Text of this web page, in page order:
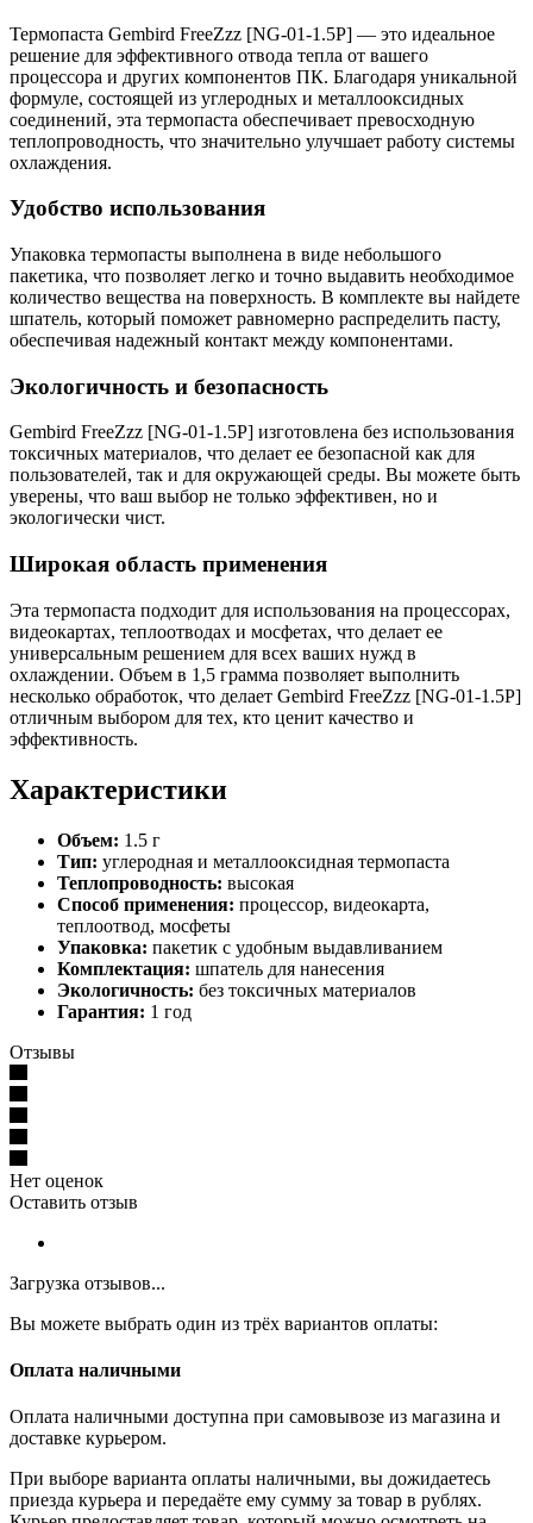
Термопаста Gembird FreeZzz [NG-01-1.5P] — это идеальное
решение для эффективного отвода тепла от вашего
процессора и других компонентов ПК. Благодаря уникальной
формуле, состоящей из углеродных и металлооксидных
соединений, эта термопаста обеспечивает превосходную
теплопроводность, что значительно улучшает работу системы
охлаждения.
Удобство использования
Упаковка термопасты выполнена в виде небольшого
пакетика, что позволяет легко и точно выдавить необходимое
количество вещества на поверхность. В комплекте вы найдете
шпатель, который поможет равномерно распределить пасту,
обеспечивая надежный контакт между компонентами.
Экологичность и безопасность
Gembird FreeZzz [NG-01-1.5P] изготовлена без использования
токсичных материалов, что делает ее безопасной как для
пользователей, так и для окружающей среды. Вы можете быть
уверены, что ваш выбор не только эффективен, но и
экологически чист.
Широкая область применения
Эта термопаста подходит для использования на процессорах,
видеокартах, теплоотводах и мосфетах, что делает ее
универсальным решением для всех ваших нужд в
охлаждении. Объем в 1,5 грамма позволяет выполнить
несколько обработок, что делает Gembird FreeZzz [NG-01-1.5P]
отличным выбором для тех, кто ценит качество и
эффективность.
Характеристики
Объем: 1.5 г
Тип: углеродная и металлооксидная термопаста
Теплопроводность: высокая
Способ применения: процессор, видеокарта,
теплоотвод, мосфеты
Упаковка: пакетик с удобным выдавливанием
Комплектация: шпатель для нанесения
Экологичность: без токсичных материалов
Гарантия: 1 год
Отзывы
Нет оценок
Оставить отзыв
Загрузка отзывов...
Вы можете выбрать один из трёх вариантов оплаты:
Оплата наличными
Оплата наличными доступна при самовывозе из магазина и
доставке курьером.
При выборе варианта оплаты наличными, вы дожидаетесь
приезда курьера и передаёте ему сумму за товар в рублях.